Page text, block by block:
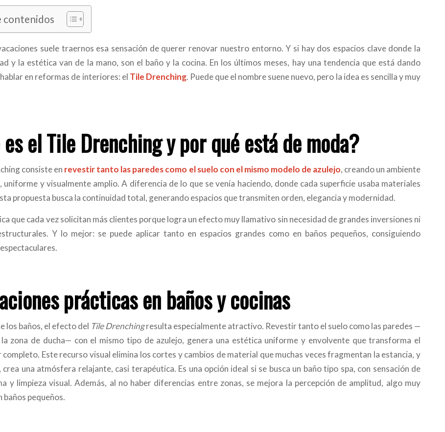
contenidos
suele traernos esa sensación de querer renovar nuestro entorno. Y si hay dos espacios clave donde la
y la estética van de la mano, son el baño y la cocina. En los últimos meses, hay una tendencia que está dando
en reformas de interiores: el Tile Drenching. Puede que el nombre suene nuevo, pero la idea es sencilla y muy
es el Tile Drenching y por qué está de moda?
consiste en revestir tanto las paredes como el suelo con el mismo modelo de azulejo, creando un ambiente
uniforme y visualmente amplio. A diferencia de lo que se venía haciendo, donde cada superficie usaba materiales
propuesta busca la continuidad total, generando espacios que transmiten orden, elegancia y modernidad.
que cada vez solicitan más clientes porque logra un efecto muy llamativo sin necesidad de grandes inversiones ni
Y lo mejor: se puede aplicar tanto en espacios grandes como en baños pequeños, consiguiendo
prácticas en baños y cocinas
los baños, el efecto del Tile Drenchingresulta especialmente atractivo. Revestir tanto el suelo como las paredes —
la zona de ducha— con el mismo tipo de azulejo, genera una estética uniforme y envolvente que transforma el
completo. Este recurso visual elimina los cortes y cambios de material que muchas veces fragmentan la estancia, y
crea una atmósfera relajante, casi terapéutica. Es una opción ideal si se busca un baño tipo spa, con sensación de
y limpieza visual. Además, al no haber diferencias entre zonas, se mejora la percepción de amplitud, algo muy
baños pequeños.